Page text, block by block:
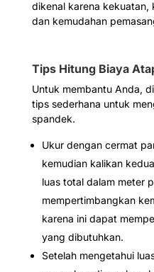
dikenal karena kekuatan,
dan kemudahan
Tips Hitung Biaya
Untuk membantu Anda,
tips sederhana untuk
spandek.
Ukur dengan cermat
kemudian kalikan
luas total dalam meter
mempertimbangkan
karena ini dapat
yang dibutuhkan.
Setelah mengetahui